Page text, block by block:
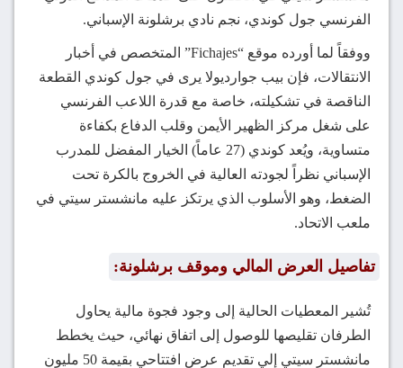
الفرنسي جول كوندي، نجم نادي برشلونة الإسباني.
ووفقاً لما أورده موقع “Fichajes” المتخصص في أخبار
الانتقالات، فإن بيب جوارديولا يرى في جول كوندي القطعة
الناقصة في تشكيلته، خاصة مع قدرة اللاعب الفرنسي
على شغل مركز الظهير الأيمن وقلب الدفاع بكفاءة
متساوية، ويُعد كوندي (27 عاماً) الخيار المفضل للمدرب
الإسباني نظراً لجودته العالية في الخروج بالكرة تحت
الضغط، وهو الأسلوب الذي يرتكز عليه مانشستر سيتي في
ملعب الاتحاد.
تفاصيل العرض المالي وموقف برشلونة:
تُشير المعطيات الحالية إلى وجود فجوة مالية يحاول
الطرفان تقليصها للوصول إلى اتفاق نهائي، حيث يخطط
مانشستر سيتي إلي تقديم عرض افتتاحي بقيمة 50 مليون